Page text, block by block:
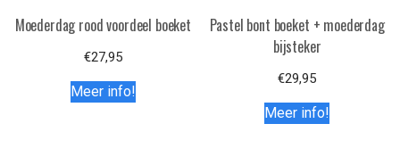
Moederdag rood voordeel boeket
€27,95
Meer info!
Pastel bont boeket + moederdag
bijsteker
€29,95
Meer info!